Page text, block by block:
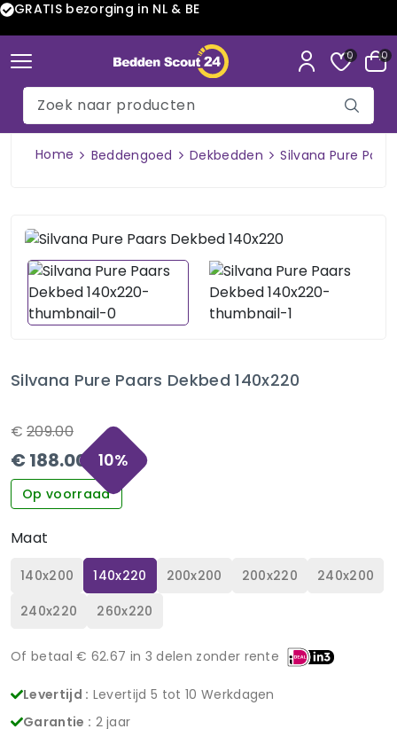
GRATIS bezorging in NL & BE
0 0
Home Beddengoed Dekbedden Silvana Pure
Silvana Pure Paars Dekbed 140x220
€ 209.00
€ 188.00 10%
Op voorraad
Maat
140x200 140x220 200x200 200x220
240x200
240x220
260x220
Of betaal € 62.67 in 3 delen zonder rente
Levertijd : Levertijd 5 tot 10 Werkdagen
Garantie : 2 jaar